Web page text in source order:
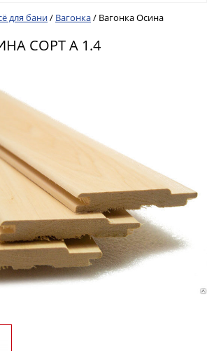
для бани/ Вагонка/ Вагонка Осина
СОРТ А 1.4